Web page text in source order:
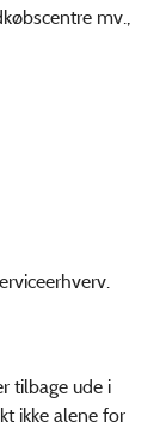
mv.,
tilbage ude i
ikke alene for